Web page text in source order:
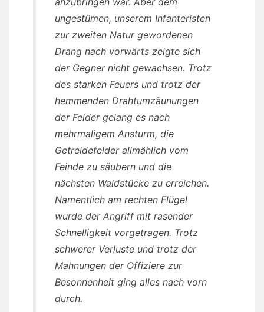
ungestümen, unserem Infanteristen
zur zweiten Natur gewordenen
Drang nach vorwärts zeigte sich
der Gegner nicht gewachsen. Trotz
des starken Feuers und trotz der
hemmenden Drahtumzäunungen
der Felder gelang es nach
mehrmaligem Ansturm, die
Getreidefelder allmählich vom
Feinde zu säubern und die
nächsten Waldstücke zu erreichen.
Namentlich am rechten Flügel
wurde der Angriff mit rasender
Schnelligkeit vorgetragen. Trotz
schwerer Verluste und trotz der
Mahnungen der Offiziere zur
Besonnenheit ging alles nach vorn
durch.